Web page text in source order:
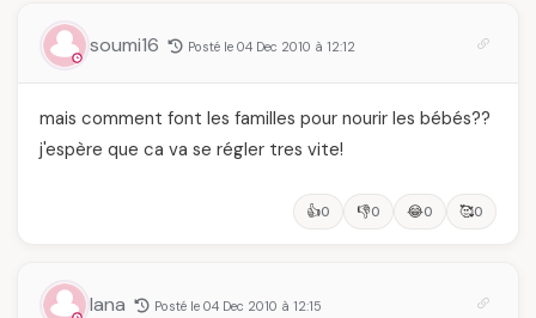
soumi16 Posté le 04 Dec 2010 à 12:12
mais comment font les familles pour nourir les bébés??
j'espère que ca va se régler tres vite!
👍0 👎0 😂0 🥰0
lana Posté le 04 Dec 2010 à 12:15